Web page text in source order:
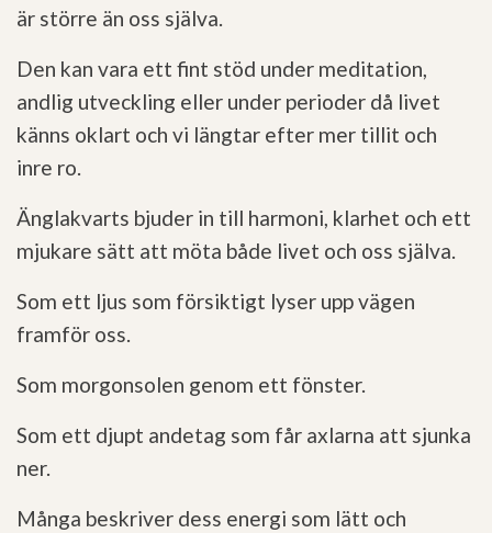
är större än oss själva.
Den kan vara ett fint stöd under meditation,
andlig utveckling eller under perioder då livet
känns oklart och vi längtar efter mer tillit och
inre ro.
Änglakvarts bjuder in till harmoni, klarhet och ett
mjukare sätt att möta både livet och oss själva.
Som ett ljus som försiktigt lyser upp vägen
framför oss.
Som morgonsolen genom ett fönster.
Som ett djupt andetag som får axlarna att sjunka
ner.
Många beskriver dess energi som lätt och